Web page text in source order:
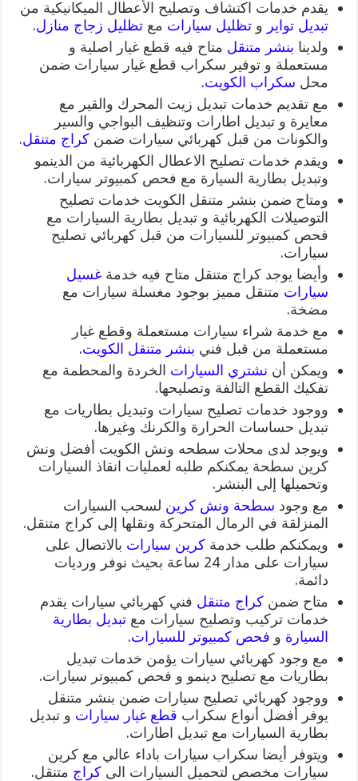
يقدم خدمات اكتشاف وتصليح الأعطال الميكانيكية من
تبديل تواير وتظليل سيارات معتظليل زجاج منازل.
ولدينا بنشر متنقل متاح فيه قطع غيار اصلية و
مستعملة و توفير سكراب قطع غيار سيارات ضمن
محل سكراب الكويت.
مع تقديم خدمات تبديل زيت المحرك والقير مع
معايرة و تبديل اطارات وتنظيف البواجي والسير
والكونات من قبل كهربائي سيارات ضمنكراج متنقل.
ويقدم خدمات تصليح الاعطال الكهربائية من الدينمو
وتبديل بطارية السيارة مع فحص كمبيوتر سيارات.
ومتاح ضمن بنشر متنقل الكويت خدمات تصليح
التوصيلات الكهربائية و تبديل بطارية السيارات مع
فحص كمبيوتر للسيارات من قبل كهربائي تصليح
سيارات.
وأيضا يوجد كراج متنقل متاح فيه خدمةغسيل
سيارات متنقل مميز بوجود مغسلة سيارات مع
مضخة.
مع خدمة شراء سيارات مستعملة وقطع غيار
مستعملة من قبل فني بنشر متنقل الكويت.
ويمكن أن نشتري السيارات الخردة والمحطمة مع
تفكيك القطع التالفة وتصليحها.
ووجود خدمات تصليح سيارات وتبديل بطاريات مع
تبديل حساسات الحرارة والكرنك وغيرها.
ويوجد لدى محلات سطحه ونش الكويت أفضل ونش
كرين سطحة يمكنكم طلبه لعمليات انقاذ السيارات
وتحميلها إلى البنشر.
مع وجود سطحة ونش كرين لسحب السيارات
المنزلقة في الرمال المتحركة ونقلها إلى كراج متنقل.
ويمكنكم طلب خدمةكرين سيارات بالاتصال على
سيارات على مدار 24 ساعة بحيث نوفر ورديات
دائمة.
متاح ضمنكراج متنقل فني كهربائي سيارات يقدم
خدمات تركيب وتصليح سيارات معتبديل بطارية
السيارة و فحص كمبيوتر للسيارات.
مع وجود كهربائي سيارات يؤمن خدمات تبديل
بطاريات مع تصليح دينمو و فحص كمبيوتر سيارات.
ووجود كهربائي تصليح سيارات ضمن بنشر متنقل
يوفر أفضل أنواع سكراب قطع غيار سيارات و تبديل
بطارية السيارات مع تبديل اطارات.
ويتوفر أيضا سكراب سيارات باداء عالي مع كرين
سيارات مخصص لتحميل السيارات الىكراج متنقل.